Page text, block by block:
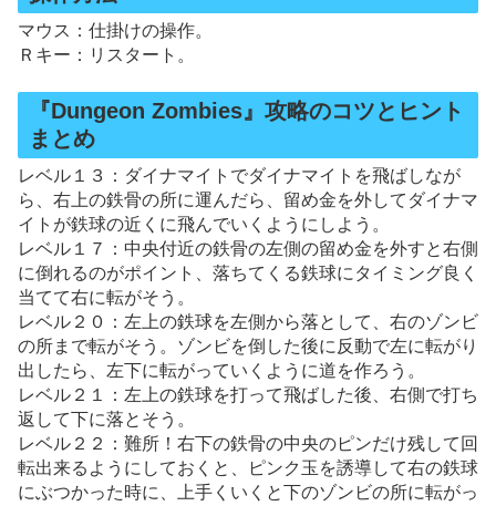
マウス：仕掛けの操作。
Ｒキー：リスタート。
『Dungeon Zombies』攻略のコツとヒント
まとめ
レベル１３：ダイナマイトでダイナマイトを飛ばしなが
ら、右上の鉄骨の所に運んだら、留め金を外してダイナマ
イトが鉄球の近くに飛んでいくようにしよう。
レベル１７：中央付近の鉄骨の左側の留め金を外すと右側
に倒れるのがポイント、落ちてくる鉄球にタイミング良く
当てて右に転がそう。
レベル２０：左上の鉄球を左側から落として、右のゾンビ
の所まで転がそう。ゾンビを倒した後に反動で左に転がり
出したら、左下に転がっていくように道を作ろう。
レベル２１：左上の鉄球を打って飛ばした後、右側で打ち
返して下に落とそう。
レベル２２：難所！右下の鉄骨の中央のピンだけ残して回
転出来るようにしておくと、ピンク玉を誘導して右の鉄球
にぶつかった時に、上手くいくと下のゾンビの所に転がっ